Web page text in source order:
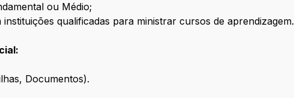
ou Médio;
qualificadas para ministrar cursos de aprendizagem.
Documentos).